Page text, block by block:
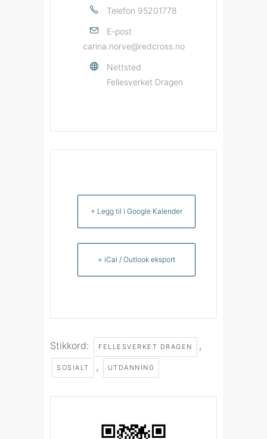
Telefon 95201778
E-post
carina.norve@redcross.no
Nettsted
Fellesverket Dragen
+ Legg til i Google Kalender
+ iCal / Outlook eksport
Stikkord: FELLESVERKET DRAGEN ,
SOSIALT , UTDANNING